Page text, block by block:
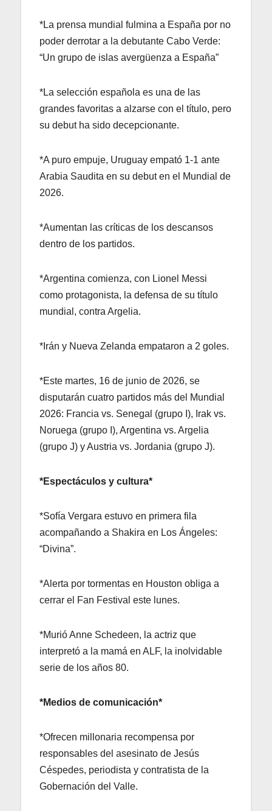
*La prensa mundial fulmina a España por no
poder derrotar a la debutante Cabo Verde:
“Un grupo de islas avergüenza a España”
*La selección española es una de las
grandes favoritas a alzarse con el título, pero
su debut ha sido decepcionante.
*A puro empuje, Uruguay empató 1-1 ante
Arabia Saudita en su debut en el Mundial de
2026.
*Aumentan las críticas de los descansos
dentro de los partidos.
*Argentina comienza, con Lionel Messi
como protagonista, la defensa de su título
mundial, contra Argelia.
*Irán y Nueva Zelanda empataron a 2 goles.
*Este martes, 16 de junio de 2026, se
disputarán cuatro partidos más del Mundial
2026: Francia vs. Senegal (grupo I), Irak vs.
Noruega (grupo I), Argentina vs. Argelia
(grupo J) y Austria vs. Jordania (grupo J).
*Espectáculos y cultura*
*Sofía Vergara estuvo en primera fila
acompañando a Shakira en Los Ángeles:
“Divina”.
*Alerta por tormentas en Houston obliga a
cerrar el Fan Festival este lunes.
*Murió Anne Schedeen, la actriz que
interpretó a la mamá en ALF, la inolvidable
serie de los años 80.
*Medios de comunicación*
*Ofrecen millonaria recompensa por
responsables del asesinato de Jesús
Céspedes, periodista y contratista de la
Gobernación del Valle.